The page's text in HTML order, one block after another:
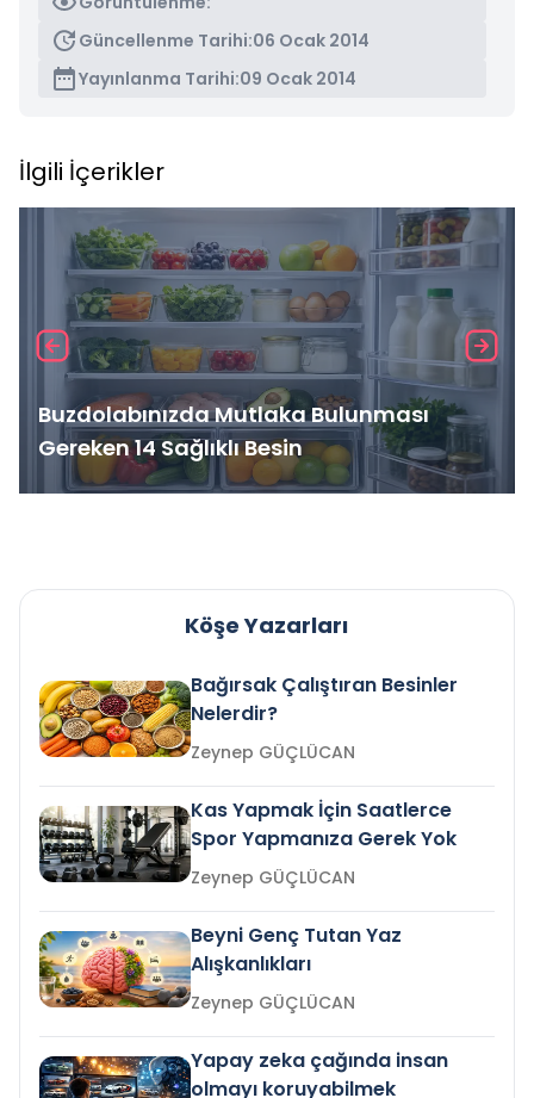
Güncellenme Tarihi:06 Ocak 2014
Yayınlanma Tarihi:09 Ocak 2014
İlgili İçerikler
Buzdolabınızda Mutlaka Bulunması
Gereken 14 Sağlıklı Besin
Köşe Yazarları
Bağırsak Çalıştıran Besinler
Nelerdir?
Zeynep GÜÇLÜCAN
Kas Yapmak İçin Saatlerce
Spor Yapmanıza Gerek Yok
Zeynep GÜÇLÜCAN
Beyni Genç Tutan Yaz
Alışkanlıkları
Zeynep GÜÇLÜCAN
Yapay zeka çağında insan
olmayı koruyabilmek